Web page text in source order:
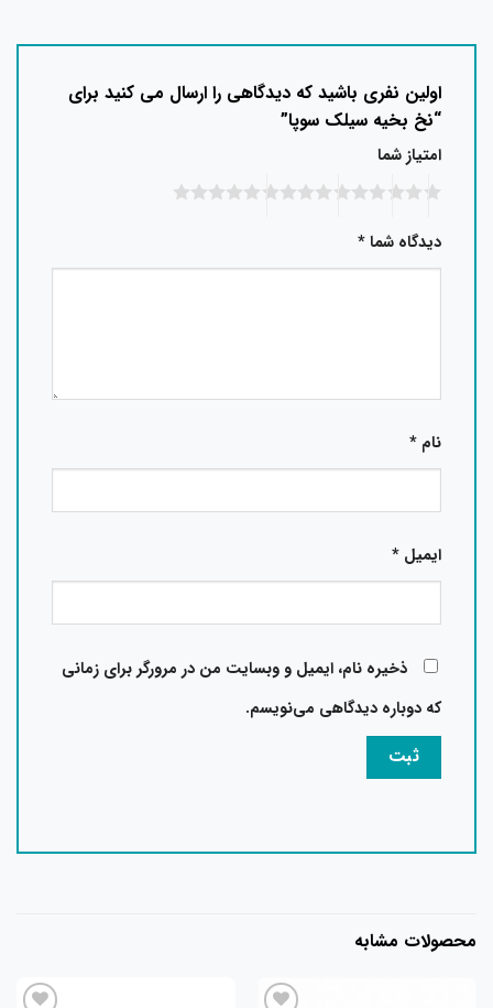
اولین نفری باشید که دیدگاهی را ارسال می کنید برای
“نخ بخیه سیلک سوپا”
امتیاز شما
دیدگاه شما*
*
ایمیل*
ذخیره نام، ایمیل و وبسایت من در مرورگر برای زمانی
که دوباره دیدگاهی می‌نویسم.
مشابه